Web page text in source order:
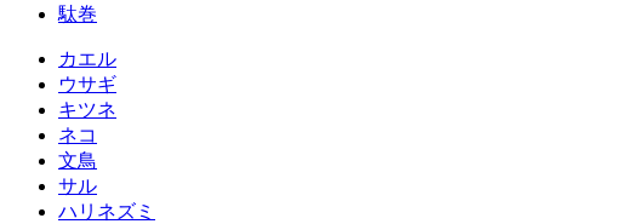
駄巻
カエル
ウサギ
キツネ
ネコ
文鳥
サル
ハリネズミ